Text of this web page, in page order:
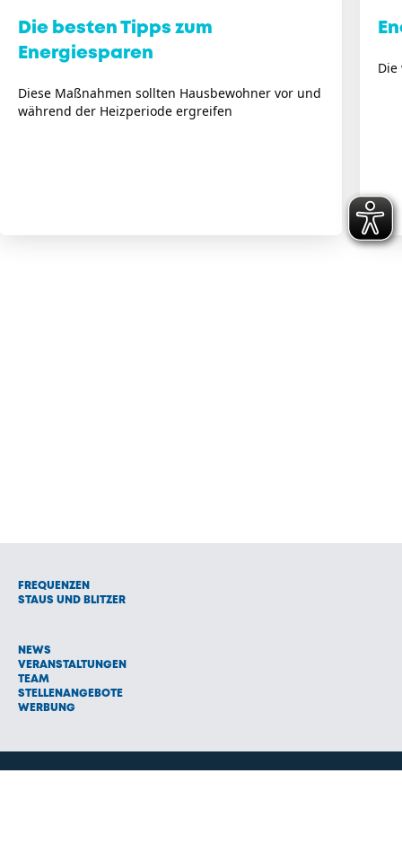
Die besten Tipps zum
Energiesparen
Diese Maßnahmen sollten Hausbewohner vor und
während der Heizperiode ergreifen
FREQUENZEN
STAUS UND BLITZER
NEWS
VERANSTALTUNGEN
TEAM
STELLENANGEBOTE
WERBUNG